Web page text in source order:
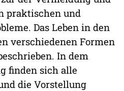
praktischen und
Das Leben in den
verschiedenen Formen
In dem
finden sich alle
die Vorstellung